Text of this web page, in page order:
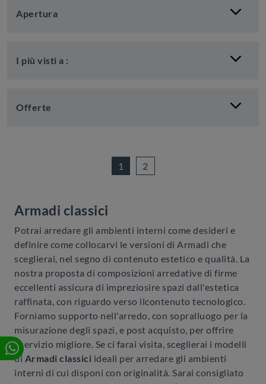
Apertura
I più visti a :
Offerte
1 2
Armadi classici
Potrai arredare gli ambienti interni come desideri e
definire come collocarvi le versioni di Armadi che
sceglierai, nel segno di contenuto estetico e qualità. La
nostra proposta di composizioni arredative di firme
eccellenti assicura di impreziosire spazi dall'estetica
raffinata, con riguardo verso ilcontenuto tecnologico.
Forniamo supporto nell'arredo, con sopralluogo per la
misurazione degli spazi, e post acquisto, per offrire
ilservizio migliore. Se ci farai visita, sceglierai i modelli
di Armadi classici ideali per arredare gli ambienti
interni di cui disponi con originalità. Sarai consigliato